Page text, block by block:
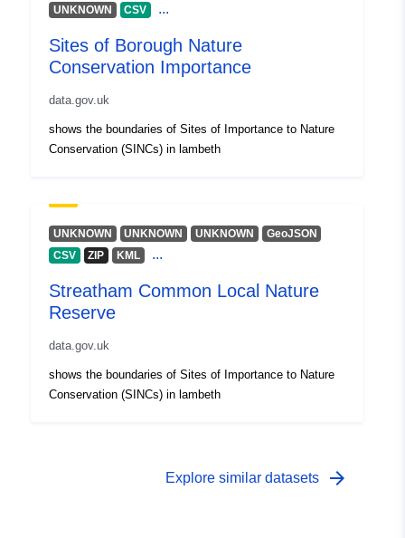
UNKNOWN
CSV ...
Sites of Borough Nature
Conservation Importance
data.gov.uk
shows the boundaries of Sites of Importance to Nature
Conservation (SINCs) in lambeth
UNKNOWN UNKNOWN UNKNOWN
GeoJSON
CSV
ZIP KML ...
Streatham Common Local Nature
Reserve
data.gov.uk
shows the boundaries of Sites of Importance to Nature
Conservation (SINCs) in lambeth
Explore similar datasets arrow_forward